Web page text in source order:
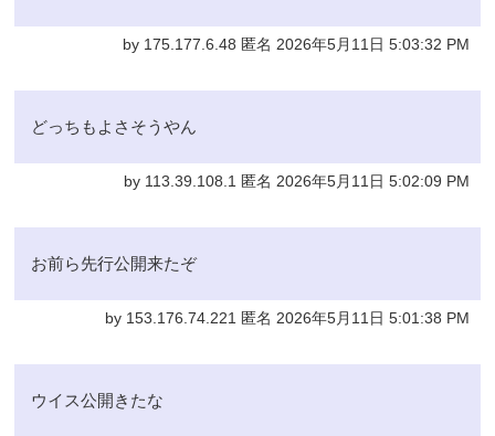
by 175.177.6.48 匿名 2026年5月11日 5:03:32 PM
どっちもよさそうやん
by 113.39.108.1 匿名 2026年5月11日 5:02:09 PM
お前ら先行公開来たぞ
by 153.176.74.221 匿名 2026年5月11日 5:01:38 PM
ウイス公開きたな